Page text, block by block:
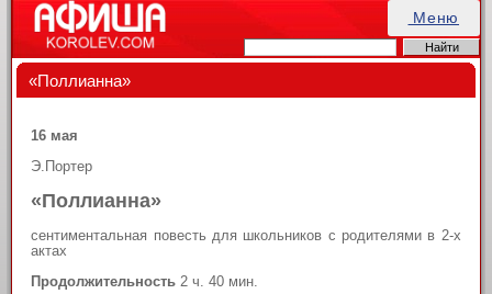
Меню
«Поллианна»
16 мая
Э.Портер
«Поллианна»
сентиментальная повесть для школьников с родителями в 2-х
актах
Продолжительность2 ч. 40 мин.